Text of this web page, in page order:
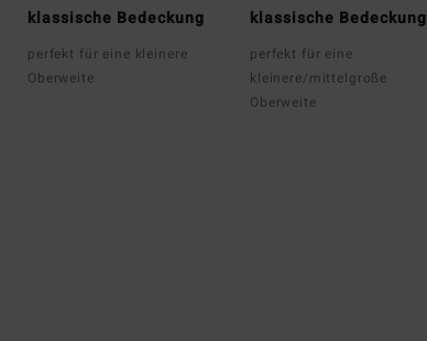
klassische Bedeckung
perfekt für eine kleinere
Oberweite
klassische Bedeckung
perfekt für eine
kleinere/mittelgroße
Oberweite